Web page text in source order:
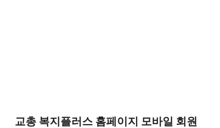
교총 복지플러스 홈페이지 모바일 회원